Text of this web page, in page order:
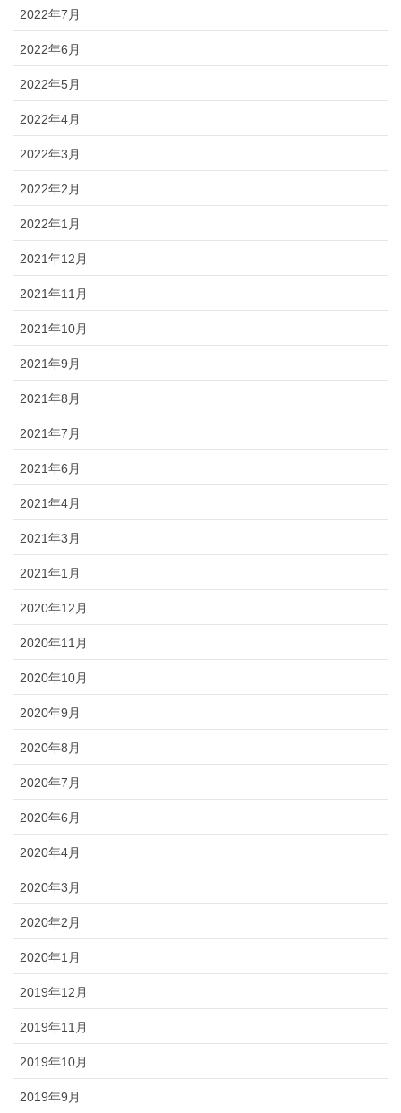
2022年7月
2022年6月
2022年5月
2022年4月
2022年3月
2022年2月
2022年1月
2021年12月
2021年11月
2021年10月
2021年9月
2021年8月
2021年7月
2021年6月
2021年4月
2021年3月
2021年1月
2020年12月
2020年11月
2020年10月
2020年9月
2020年8月
2020年7月
2020年6月
2020年4月
2020年3月
2020年2月
2020年1月
2019年12月
2019年11月
2019年10月
2019年9月